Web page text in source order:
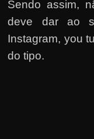
Sendo assim,
deve dar ao
Instagram, you
do tipo.